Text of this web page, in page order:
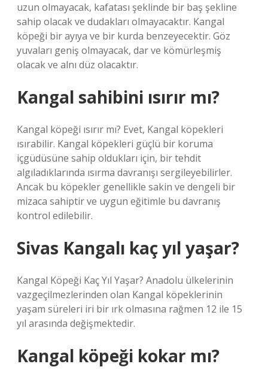
uzun olmayacak, kafatası şeklinde bir baş şekline
sahip olacak ve dudakları olmayacaktır. Kangal
köpeği bir ayıya ve bir kurda benzeyecektir. Göz
yuvaları geniş olmayacak, dar ve kömürleşmiş
olacak ve alnı düz olacaktır.
Kangal sahibini ısırır mı?
Kangal köpeği ısırır mı? Evet, Kangal köpekleri
ısırabilir. Kangal köpekleri güçlü bir koruma
içgüdüsüne sahip oldukları için, bir tehdit
algıladıklarında ısırma davranışı sergileyebilirler.
Ancak bu köpekler genellikle sakin ve dengeli bir
mizaca sahiptir ve uygun eğitimle bu davranış
kontrol edilebilir.
Sivas Kangalı kaç yıl yaşar?
Kangal Köpeği Kaç Yıl Yaşar? Anadolu ülkelerinin
vazgeçilmezlerinden olan Kangal köpeklerinin
yaşam süreleri iri bir ırk olmasına rağmen 12 ile 15
yıl arasında değişmektedir.
Kangal köpeği kokar mı?